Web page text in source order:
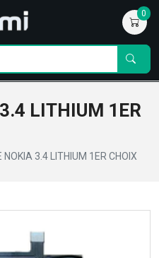
0
LITHIUM 1ER
NOKIA 3.4 LITHIUM 1ER CHOIX